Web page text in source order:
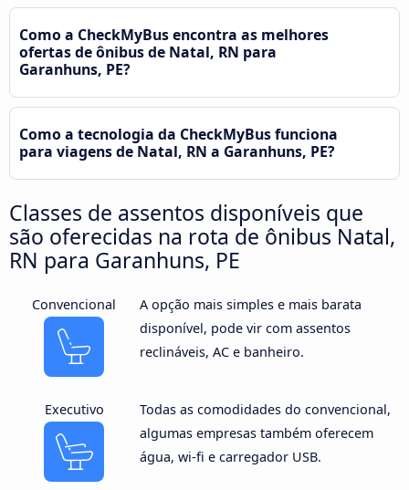
Como a CheckMyBus encontra as melhores
ofertas de ônibus de Natal, RN para
Garanhuns, PE?
Como a tecnologia da CheckMyBus funciona
para viagens de Natal, RN a Garanhuns, PE?
Classes de assentos disponíveis que
são oferecidas na rota de ônibus Natal,
RN para Garanhuns, PE
Convencional
A opção mais simples e mais barata
disponível, pode vir com assentos
reclináveis, AC e banheiro.
Executivo
Todas as comodidades do convencional,
algumas empresas também oferecem
água, wi-fi e carregador USB.